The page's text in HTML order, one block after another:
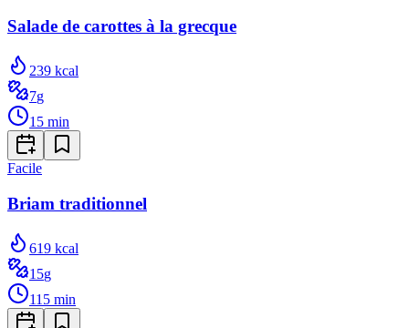
Salade de carottes à la grecque
239 kcal
7g
15 min
Facile
Briam traditionnel
619 kcal
15g
115 min